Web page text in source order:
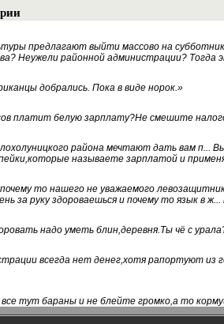
предлагают выйти массово на
Неужели районной администрации? Тогда
добрались. Пока в виде норок.»
платит белую зарплату?Не смешите
района мечтают дать вам п...
называете зарплатой и
то нашего не уважаемого
за руку здороваешься и почему то язык в ж...
надо уметь блин,деревня.Ты чё с
всегда нет денег,хотя рапортуют из
тут бараны и не блейте громко,а то